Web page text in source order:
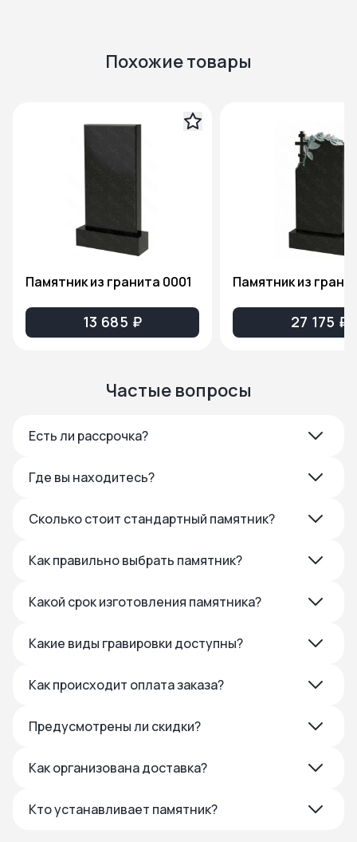
Похожие товары
Памятник из гранита 0001
13 685 ₽ 27 175 ₽
Частые вопросы
Есть ли рассрочка?
Где вы находитесь?
Сколько стоит стандартный памятник?
Как правильно выбрать памятник?
Какой срок изготовления памятника?
Какие виды гравировки доступны?
Как происходит оплата заказа?
Предусмотрены ли скидки?
Как организована доставка?
Кто устанавливает памятник?